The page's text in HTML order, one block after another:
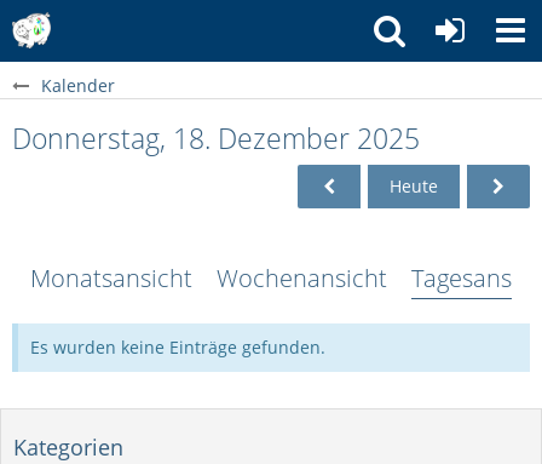
Kalender
Donnerstag, 18. Dezember 2025
Heute
Monatsansicht Wochenansicht
Es wurden keine Einträge gefunden.
Kategorien